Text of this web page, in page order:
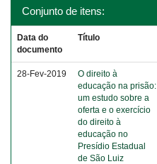
Conjunto de itens:
Data do
documento
Título
28-Fev-2019
O direito à
educação na prisão:
um estudo sobre a
oferta e o exercício
do direito à
educação no
Presídio Estadual
de São Luiz